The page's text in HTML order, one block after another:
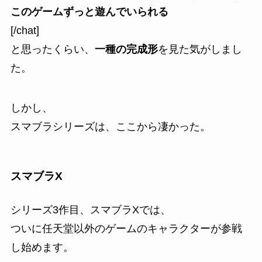
このゲームずっと遊んでいられる
[/chat]
と思ったくらい、 一種の完成形を見た気がしまし
た。
しかし、
スマブラシリーズは、ここから凄かった。
スマブラX
シリーズ3作目、スマブラXでは、
ついに任天堂以外のゲームのキャラクターが参戦
し始めます。